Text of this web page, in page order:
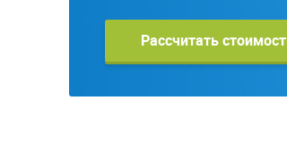
Рассчитать